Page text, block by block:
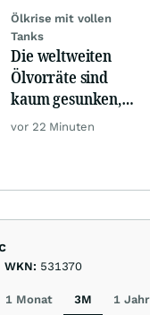
Ölkrise mit vollen
Tanks
Die weltweiten
Ölvorräte sind
kaum gesunken,
trotz Krise
vor 22 Minuten
WKN: 531370
1 Monat 3M 1 Jahr